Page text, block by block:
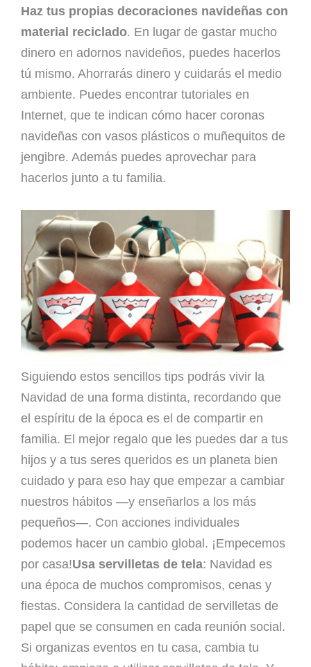
Haz tus propias decoraciones navideñas con
material reciclado. En lugar de gastar mucho
dinero en adornos navideños, puedes hacerlos
tú mismo. Ahorrarás dinero y cuidarás el medio
ambiente. Puedes encontrar tutoriales en
Internet, que te indican cómo hacer coronas
navideñas con vasos plásticos o muñequitos de
jengibre. Además puedes aprovechar para
hacerlos junto a tu familia.
Siguiendo estos sencillos tips podrás vivir la
Navidad de una forma distinta, recordando que
el espíritu de la época es el de compartir en
familia. El mejor regalo que les puedes dar a tus
hijos y a tus seres queridos es un planeta bien
cuidado y para eso hay que empezar a cambiar
nuestros hábitos —y enseñarlos a los más
pequeños—. Con acciones individuales
podemos hacer un cambio global. ¡Empecemos
por casa!Usa servilletas de tela: Navidad es
una época de muchos compromisos, cenas y
fiestas. Considera la cantidad de servilletas de
papel que se consumen en cada reunión social.
Si organizas eventos en tu casa, cambia tu